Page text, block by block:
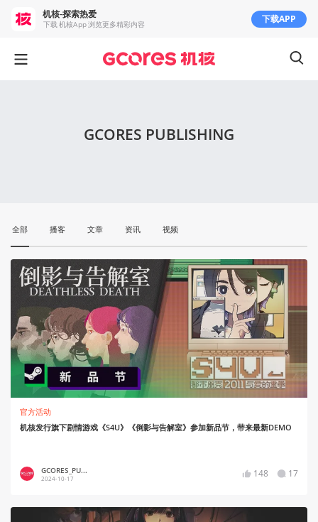
GCORES PUBLISHING
全部 播客 文章 资讯 视频
官方活动
机核发行旗下剧情游戏《S4U》《倒影与告解室》参加新品节，带来最新DEMO
GCORES_PU...
2024-10-17 148 17
机核-探索热爱
下载 机核App 浏览更多精彩内容 下载APP